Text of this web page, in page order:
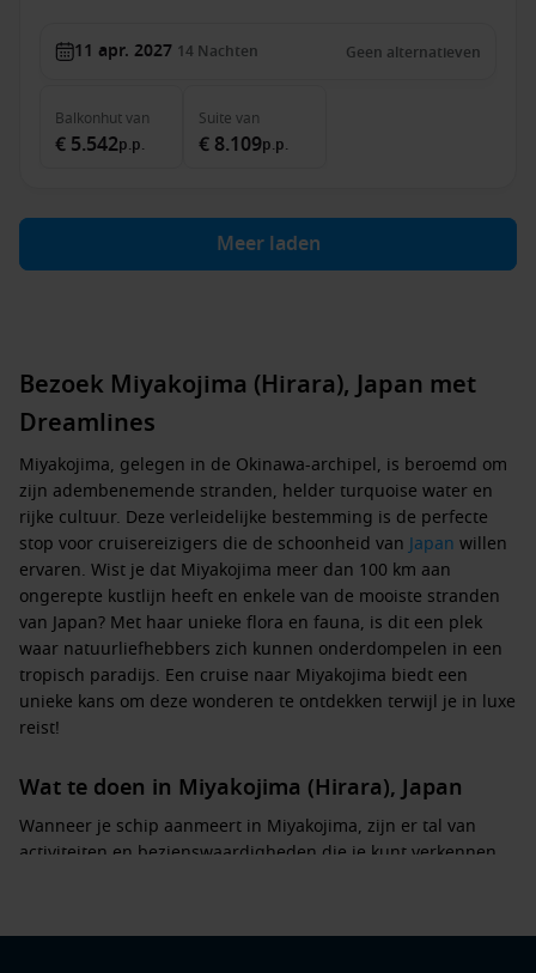
11 apr. 2027 14 Nachten Geen alternatieven
Balkonhutvan
€ 5.542p.p.
Suite van
€ 8.109p.p.
Meer laden
Bezoek Miyakojima (Hirara), Japan met
Dreamlines
Miyakojima, gelegen in de Okinawa-archipel, is beroemd om
zijn adembenemende stranden, helder turquoise water en
rijke cultuur. Deze verleidelijke bestemming is de perfecte
stop voor cruisereizigers die de schoonheid van Japan willen
ervaren. Wist je dat Miyakojima meer dan 100 km aan
ongerepte kustlijn heeft en enkele van de mooiste stranden
van Japan? Met haar unieke flora en fauna, is dit een plek
waar natuurliefhebbers zich kunnen onderdompelen in een
tropisch paradijs. Een cruise naar Miyakojima biedt een
unieke kans om deze wonderen te ontdekken terwijl je in luxe
reist!
Wat te doen in Miyakojima (Hirara), Japan
Wanneer je schip aanmeert in Miyakojima, zijn er tal van
activiteiten en bezienswaardigheden die je kunt verkennen.
Ontspan op het strand: De stranden van Miyakojima, zoals